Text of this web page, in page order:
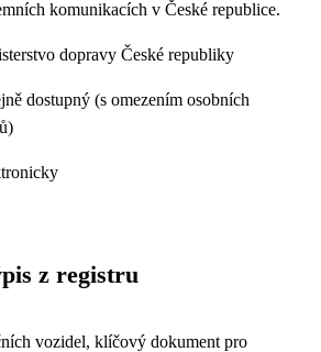
komunikacích v České republice.
dopravy České republiky
dostupný (s omezením osobních
z registru
vozidel, klíčový dokument pro